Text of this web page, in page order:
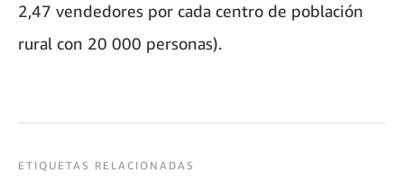
2,47 vendedores por cada centro de población
rural con 20 000 personas).
ETIQUETAS RELACIONADAS